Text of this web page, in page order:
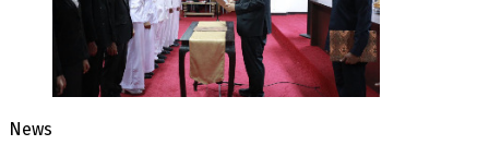
News